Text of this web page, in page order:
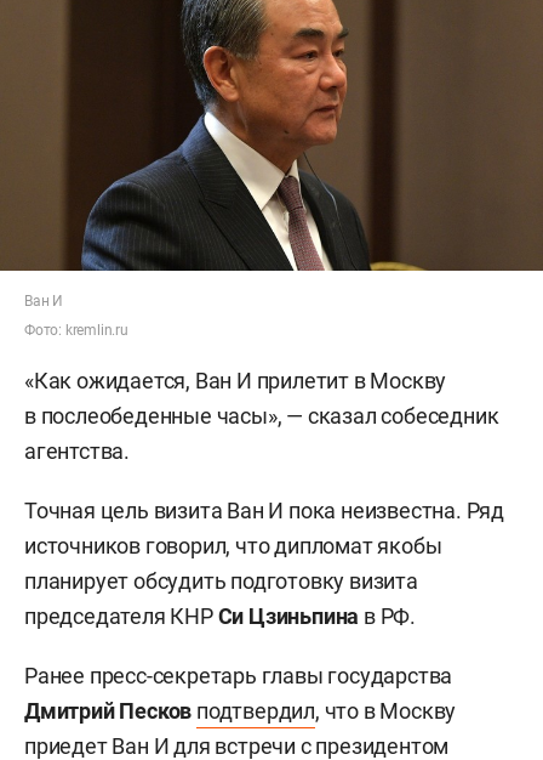
Ван И
Фото: kremlin.ru
«Как ожидается, Ван И прилетит в Москву
в послеобеденные часы», — сказал собеседник
агентства.
Точная цель визита Ван И пока неизвестна. Ряд
источников говорил, что дипломат якобы
планирует обсудить подготовку визита
председателя КНРСи Цзиньпина в РФ.
Ранее пресс-секретарь главы государства
Дмитрий Песков подтвердил, что в Москву
приедет Ван И для встречи с президентом